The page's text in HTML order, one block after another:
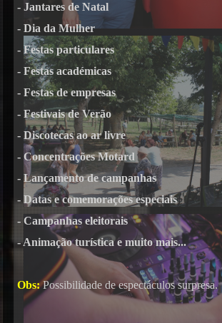
- Jantares de Natal
- Dia da Mulher
- Festas particulares
- Festas académicas
- Festas de empresas
- Festivais de Verão
- Discotecas ao ar livre
- Concentrações Motard
- Lançamento de campanhas
- Datas e comemorações especiais
- Campanhas eleitorais
- Animação turística e muito mais...
Obs:Possibilidade de espectáculos surpresa.